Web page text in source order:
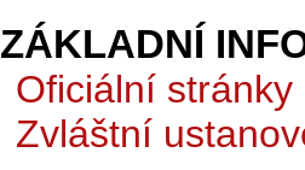
ZÁKLADNÍ
Oficiální stránky
Zvláštní